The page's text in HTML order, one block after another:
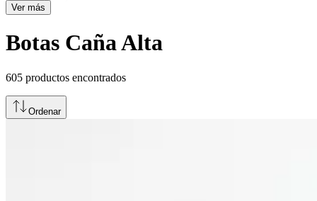
Ver más
Botas Caña Alta
605 productos encontrados
Ordenar